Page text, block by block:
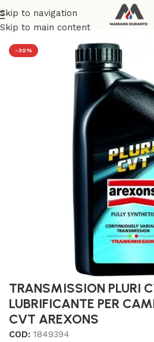
Skip to navigation
Skip to main content
/BRICOLAGE E FAI DA TE/CURA
-30%
TRANSMISSION PLURI
LUBRIFICANTE PER
CVT AREXONS
COD: 1849394